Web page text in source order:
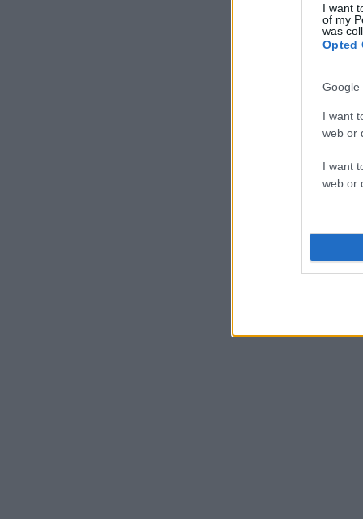
I want
of my
was
Opted
Google
I want
web or
I want
web or